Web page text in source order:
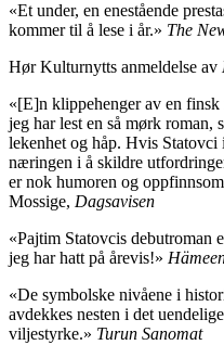
«Et under, en enestående
kommer til å lese i år.» The
Hør Kulturnytts anmeldelse av
«[E]n klippehenger av en
jeg har lest en så mørk roman,
lekenhet og håp. Hvis
næringen i å skildre
er nok humoren og
Mossige, Dagsavisen
«Pajtim Statovcis debutroman
jeg har hatt på årevis!»
«De symbolske nivåene i
avdekkes nesten i det
viljestyrke.» Turun Sanomat